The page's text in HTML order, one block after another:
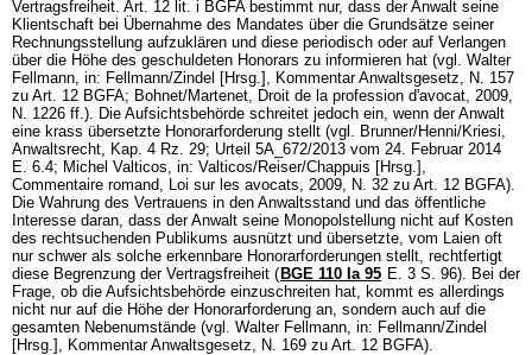
Vertragsfreiheit. Art. 12 lit. i BGFAbestimmt nur, dass der Anwalt seine
Klientschaft bei Übernahme des Mandates über die Grundsätze seiner
Rechnungsstellung aufzuklären und diese periodisch oder auf Verlangen
über die Höhe des geschuldeten Honorars zu informieren hat (vgl. Walter
Fellmann, in: Fellmann/Zindel [Hrsg.], Kommentar Anwaltsgesetz, N. 157
zu Art. 12 BGFA; Bohnet/Martenet, Droit de la profession d'avocat, 2009,
N. 1226 ff.). Die Aufsichtsbehörde schreitet jedoch ein, wenn der Anwalt
eine krass übersetzte Honorarforderung stellt (vgl. Brunner/Henni/Kriesi,
Anwaltsrecht, Kap. 4 Rz. 29; Urteil 5A_672/2013 vom 24. Februar 2014
E. 6.4; Michel Valticos, in: Valticos/Reiser/Chappuis [Hrsg.],
Commentaire romand, Loi sur les avocats, 2009, N. 32 zu Art. 12 BGFA).
Die Wahrung des Vertrauens in den Anwaltsstand und das öffentliche
Interesse daran, dass der Anwalt seine Monopolstellung nicht auf Kosten
des rechtsuchenden Publikums ausnützt und übersetzte, vom Laien oft
nur schwer als solche erkennbare Honorarforderungen stellt, rechtfertigt
diese Begrenzung der Vertragsfreiheit ( BGE 110 Ia 95 E. 3 S. 96). Bei der
Frage, ob die Aufsichtsbehörde einzuschreiten hat, kommt es allerdings
nicht nur auf die Höhe der Honorarforderung an, sondern auch auf die
gesamten Nebenumstände (vgl. Walter Fellmann, in: Fellmann/Zindel
[Hrsg.], Kommentar Anwaltsgesetz, N. 169 zu Art. 12 BGFA).